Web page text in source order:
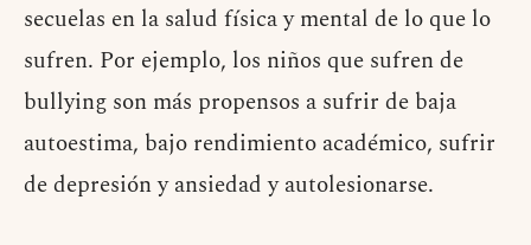
secuelas en la salud física y mental de lo que lo
sufren. Por ejemplo, los niños que sufren de
bullying son más propensos a sufrir de baja
autoestima, bajo rendimiento académico, sufrir
de depresión y ansiedad y autolesionarse.